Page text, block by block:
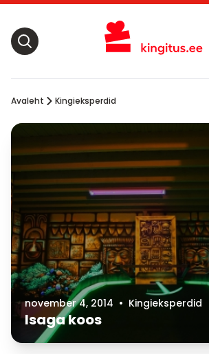
Avaleht Kingieksperdid
november 4, 2014 • Kingieksperdid
Isaga koos